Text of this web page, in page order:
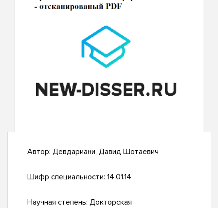
Автор: Девдариани, Давид Шотаевич
Шифр специальности: 14.01.14
Научная степень: Докторская